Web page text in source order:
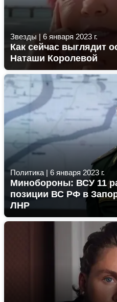
Звезды | 6 января 2023 г.
Как сейчас выглядит
Наташи Королевой
Политика | 6 января 2023 г.
Минобороны: ВСУ 11
позиции ВС РФ в
ЛНР